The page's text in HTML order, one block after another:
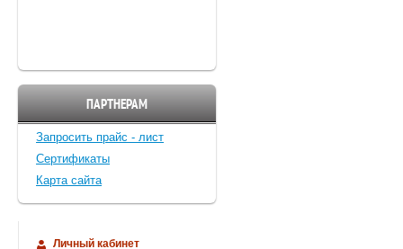
ПАРТНЕРАМ
Запросить прайс - лист
Cертификаты
Карта сайта
Личный кабинет